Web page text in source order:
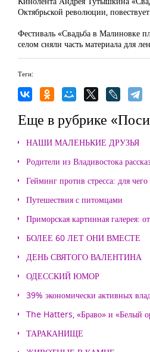
Октябрьской революции,
Фестиваль «Свадьба в Малиновке
селом сняли часть материала для
Теги:
Еще в рубрике
НАШИ МАЛЕНЬКИЕ ДРУЗЬЯ
Родители из Владивостока
Гейминг против стресса: для
Путешествия с питомцами
Приморская картинная галерея:
БОЛЕЕ 60 ЛЕТ ОНИ ВМЕСТЕ
ДЕНЬ СВЯТОГО ВАЛЕНТИНА
ОДЕССКИЙ ЮМОР
39% экономически активных
The Hatters, «Браво» и «Белый
ТАРАКАНИЩЕ